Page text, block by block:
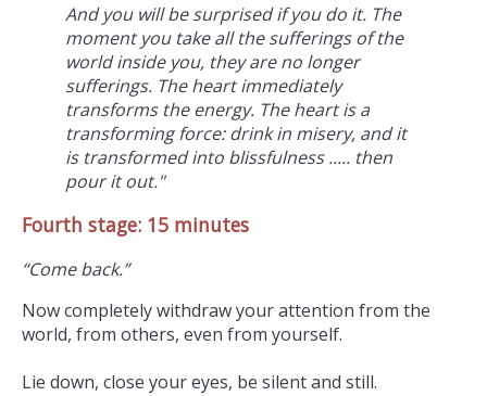
And you will be surprised if you do it. The
moment you take all the sufferings of the
world inside you, they are no longer
sufferings. The heart immediately
transforms the energy. The heart is a
transforming force: drink in misery, and it
is transformed into blissfulness ..... then
pour it out."
Fourth stage: 15 minutes
“Come back.”
Now completely withdraw your attention from the
world, from others, even from yourself.
Lie down, close your eyes, be silent and still.